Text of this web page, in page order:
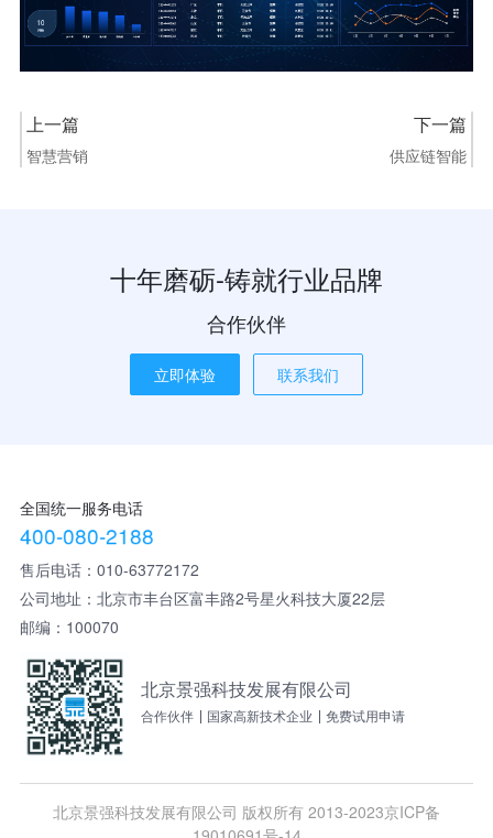
上一篇
智慧营销
下一篇
供应链智能
十年磨砺-铸就行业品牌
合作伙伴
立即体验 联系我们
全国统一服务电话
400-080-2188
售后电话：010-63772172
公司地址：北京市丰台区富丰路2号星火科技大厦22层
邮编：100070
北京景强科技发展有限公司
合作伙伴 国家高新技术企业 免费试用申请
北京景强科技发展有限公司 版权所有 2013-2023京ICP备